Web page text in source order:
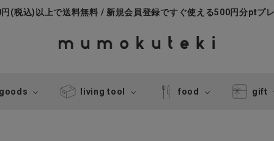
(税込)以上で送料無料 / 新規会員登録ですぐ使える500円分ptプ
living tool food gift